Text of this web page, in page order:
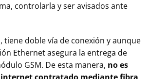
controlarla y ser avisados ante
tiene doble vía de conexión y aunque
Ethernet asegura la entrega de
GSM. De esta manera, no es